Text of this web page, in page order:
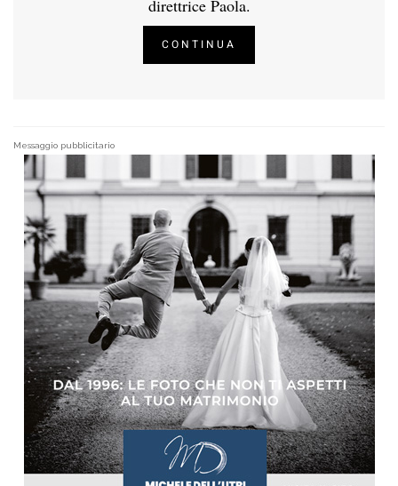
direttrice Paola.
CONTINUA
Messaggio pubblicitario